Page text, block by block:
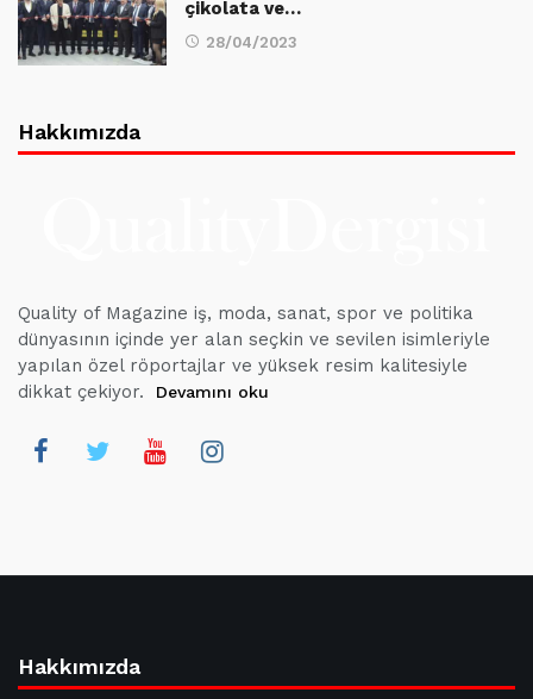
çikolata ve…
28/04/2023
Hakkımızda
Quality of Magazine iş, moda, sanat, spor ve politika
dünyasının içinde yer alan seçkin ve sevilen isimleriyle
yapılan özel röportajlar ve yüksek resim kalitesiyle
dikkat çekiyor.
Devamını oku
Hakkımızda